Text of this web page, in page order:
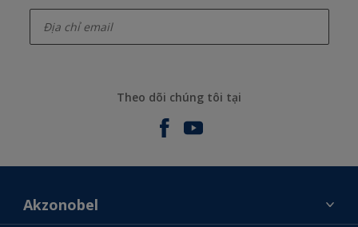
Theo dõi chúng tôi tại
Akzonobel